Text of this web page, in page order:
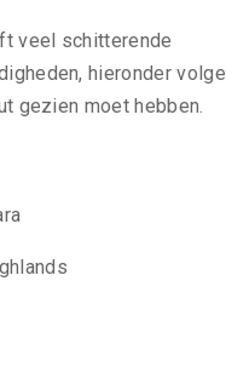
veel schitterende
hieronder
gezien moet hebben.